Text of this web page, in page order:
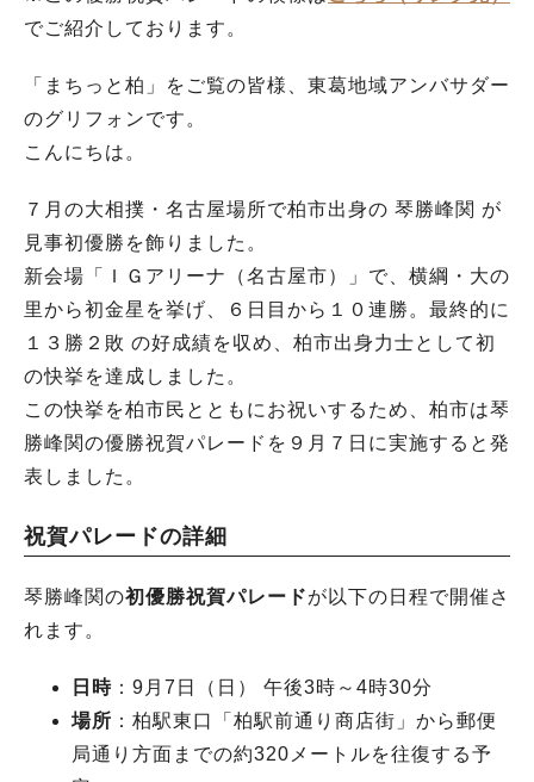
でご紹介しております。
「まちっと柏」をご覧の皆様、東葛地域アンバサダー
のグリフォンです。
こんにちは。
７月の大相撲・名古屋場所で柏市出身の 琴勝峰関 が
見事初優勝を飾りました。
新会場「ＩＧアリーナ（名古屋市）」で、横綱・大の
里から初金星を挙げ、６日目から１０連勝。最終的に
１３勝２敗 の好成績を収め、柏市出身力士として初
の快挙を達成しました。
この快挙を柏市民とともにお祝いするため、柏市は琴
勝峰関の優勝祝賀パレードを９月７日に実施すると発
表しました。
祝賀パレードの詳細
琴勝峰関の初優勝祝賀パレードが以下の日程で開催さ
れます。
日時 ：9月7日（日） 午後3時～4時30分
場所 ：柏駅東口「柏駅前通り商店街」から郵便
局通り方面までの約320メートルを往復する予